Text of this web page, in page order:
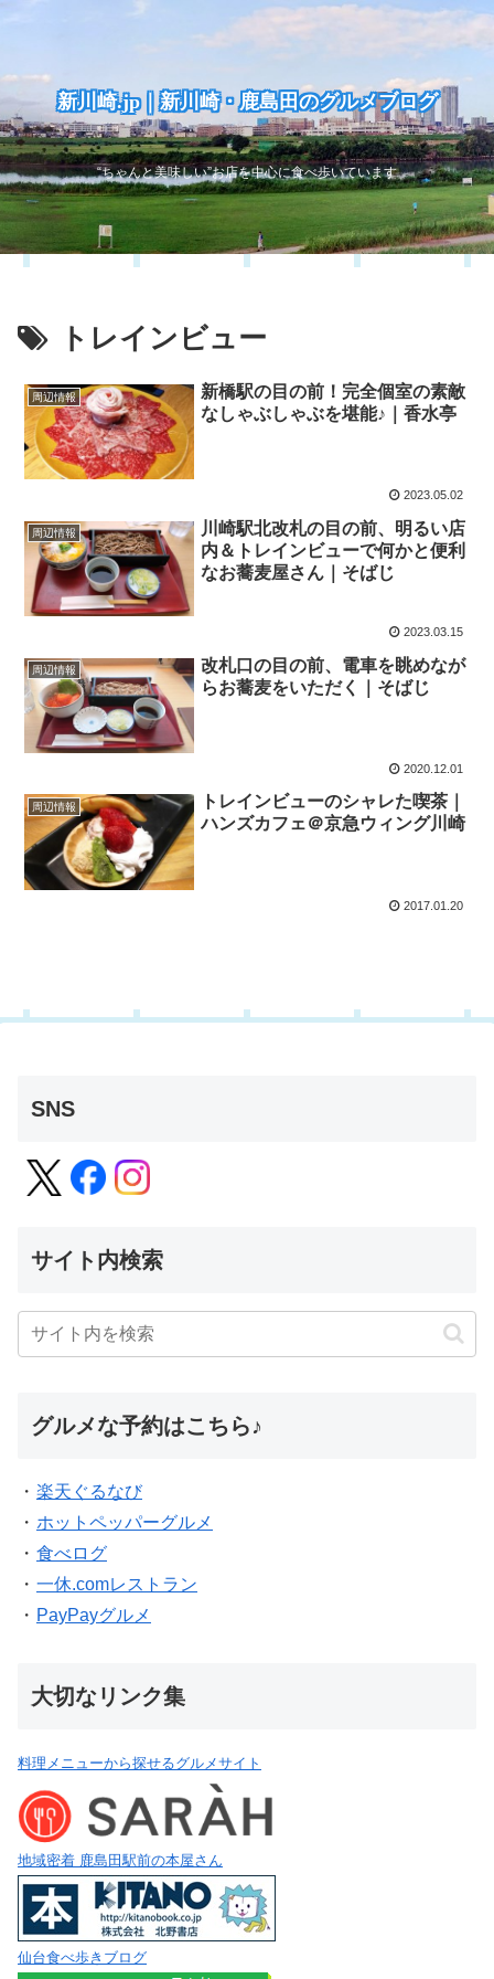
新川崎.jp｜新川崎・鹿島田のグルメブログ
“ちゃんと美味しい”お店を中心に食べ歩いています
トレインビュー
周辺情報
新橋駅の目の前！完全個室の素敵
なしゃぶしゃぶを堪能♪｜香水亭
2023.05.02
周辺情報
川崎駅北改札の目の前、明るい店
内＆トレインビューで何かと便利
なお蕎麦屋さん｜そばじ
2023.03.15
周辺情報
改札口の目の前、電車を眺めなが
らお蕎麦をいただく｜そばじ
2020.12.01
周辺情報
トレインビューのシャレた喫茶｜
ハンズカフェ＠京急ウィング川崎
2017.01.20
SNS
サイト内検索
グルメな予約はこちら♪
・ 楽天ぐるなび
・ ホットペッパーグルメ
・ 食べログ
・ 一休.comレストラン
・ PayPayグルメ
大切なリンク集
料理メニューから探せるグルメサイト
地域密着 鹿島田駅前の本屋さん
仙台食べ歩きブログ